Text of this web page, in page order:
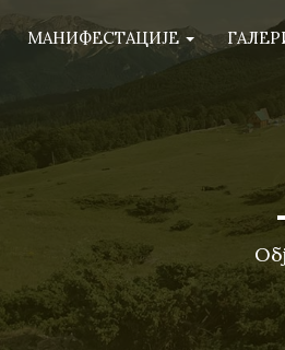
МАНИФЕСТАЦИЈЕ